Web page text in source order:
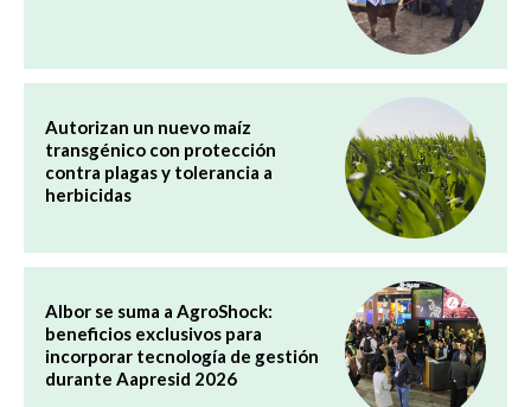
Autorizan un nuevo maíz
transgénico con protección
contra plagas y tolerancia a
herbicidas
Albor se suma a AgroShock:
beneficios exclusivos para
incorporar tecnología de gestión
durante Aapresid 2026